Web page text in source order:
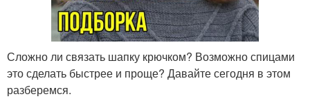
Сложно ли связать шапку крючком? Возможно спицами
это сделать быстрее и проще? Давайте сегодня в этом
разберемся.